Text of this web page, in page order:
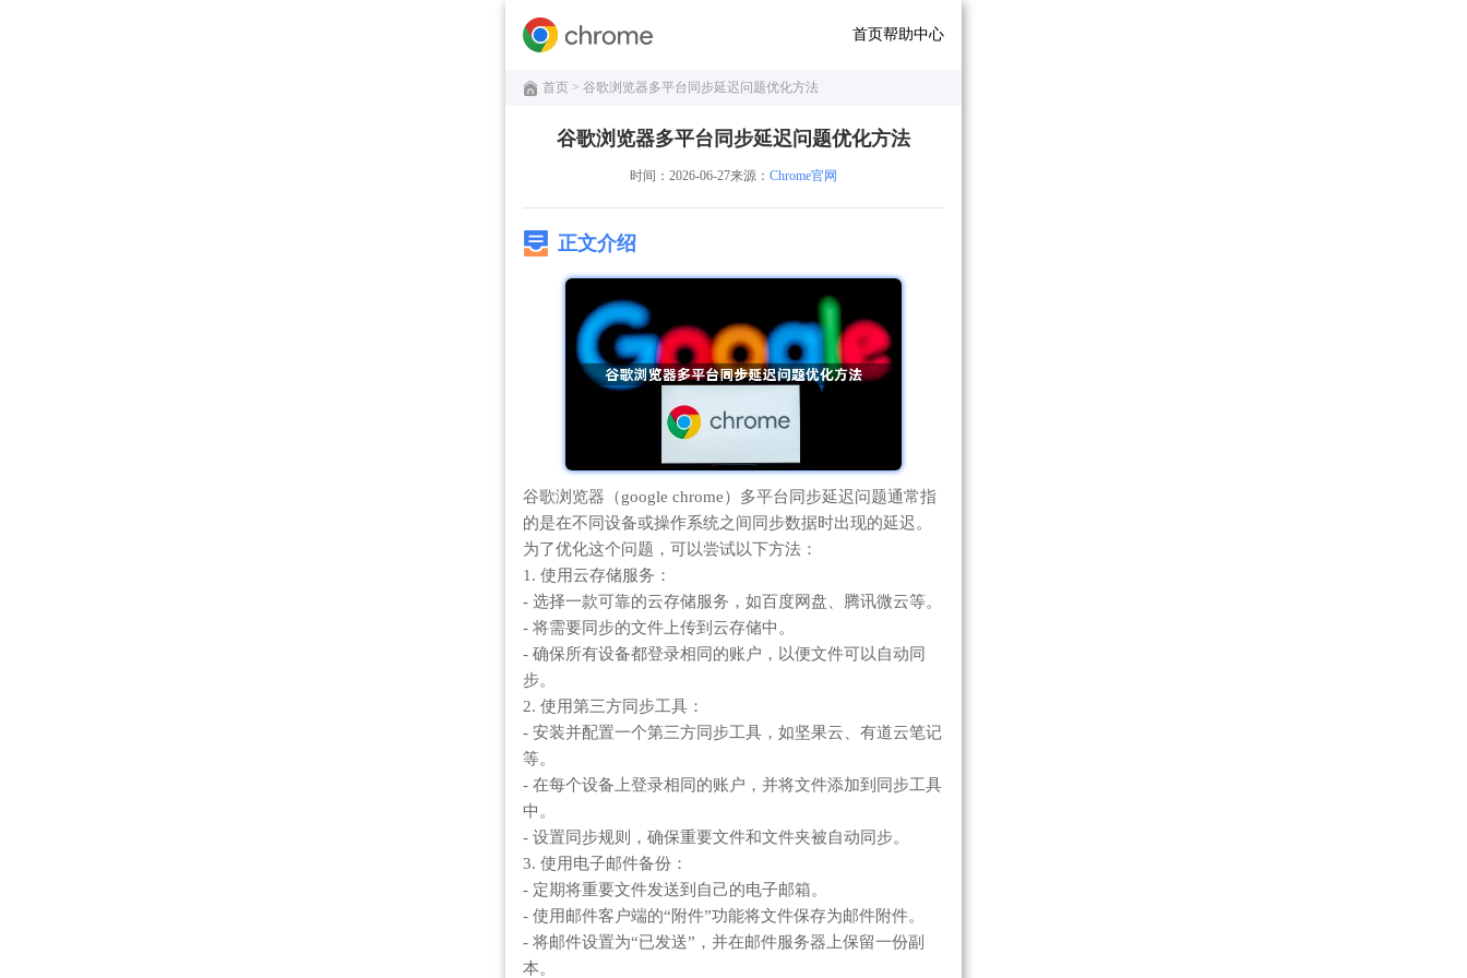
首页帮助中心
首页 > 谷歌浏览器多平台同步延迟问题优化方法
谷歌浏览器多平台同步延迟问题优化方法
时间：2026-06-27来源： Chrome官网
正文介绍
谷歌浏览器（google chrome）多平台同步延迟问题通常指
的是在不同设备或操作系统之间同步数据时出现的延迟。
为了优化这个问题，可以尝试以下方法：
1. 使用云存储服务：
- 选择一款可靠的云存储服务，如百度网盘、腾讯微云等。
- 将需要同步的文件上传到云存储中。
- 确保所有设备都登录相同的账户，以便文件可以自动同
步。
2. 使用第三方同步工具：
- 安装并配置一个第三方同步工具，如坚果云、有道云笔记
等。
- 在每个设备上登录相同的账户，并将文件添加到同步工具
中。
- 设置同步规则，确保重要文件和文件夹被自动同步。
3. 使用电子邮件备份：
- 定期将重要文件发送到自己的电子邮箱。
- 使用邮件客户端的“附件”功能将文件保存为邮件附件。
- 将邮件设置为“已发送”，并在邮件服务器上保留一份副
本。